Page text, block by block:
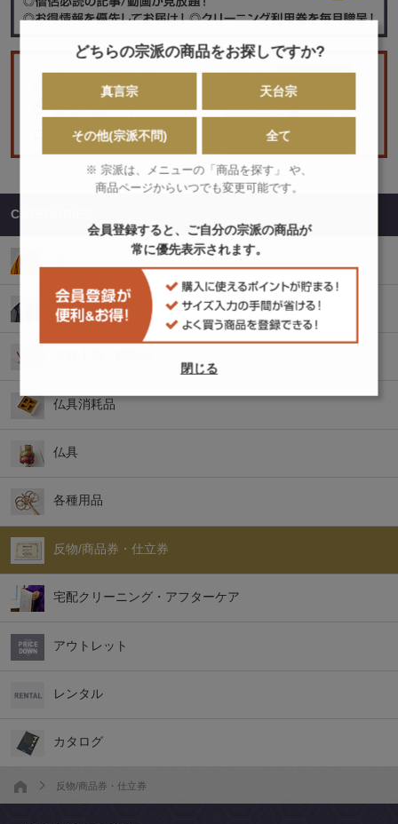
CATEGORIES
袈裟
仏具消耗品
仏具
各種用品
反物/商品券・仕立券
宅配クリーニング・アフターケア
アウトレット
レンタル
カタログ
反物/商品券・仕立券
どちらの宗派の商品をお探しですか?
真言宗 天台宗
その他(宗派不問) 全て
※ 宗派は、メニューの「商品を探す」 や、
商品ページからいつでも変更可能です。
会員登録すると、ご自分の宗派の商品が
常に優先表示されます。
閉じる